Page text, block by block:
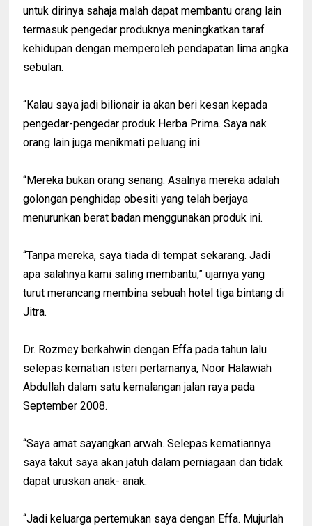
untuk dirinya sahaja malah dapat membantu orang lain
termasuk pengedar produknya meningkatkan taraf
kehidupan dengan memperoleh pendapatan lima angka
sebulan.
“Kalau saya jadi bilionair ia akan beri kesan kepada
pengedar-pengedar produk Herba Prima. Saya nak
orang lain juga menikmati peluang ini.
“Mereka bukan orang senang. Asalnya mereka adalah
golongan penghidap obesiti yang telah berjaya
menurunkan berat badan menggunakan produk ini.
“Tanpa mereka, saya tiada di tempat sekarang. Jadi
apa salahnya kami saling membantu,” ujarnya yang
turut merancang membina sebuah hotel tiga bintang di
Jitra.
Dr. Rozmey berkahwin dengan Effa pada tahun lalu
selepas kematian isteri pertamanya, Noor Halawiah
Abdullah dalam satu kemalangan jalan raya pada
September 2008.
“Saya amat sayangkan arwah. Selepas kematiannya
saya takut saya akan jatuh dalam perniagaan dan tidak
dapat uruskan anak- anak.
“Jadi keluarga pertemukan saya dengan Effa. Mujurlah